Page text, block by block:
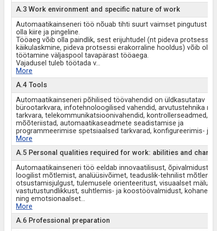
A.3 Work environment and specific nature of work
Automaatikainseneri töö nõuab tihti suurt vaimset pingutust
olla kiire ja pingeline.
Tööaeg võib olla paindlik, sest erijuhtudel (nt pideva protsessi
käikulaskmine, pideva protsessi erakorraline hooldus) võib olla
töötamine väljaspool tavapärast tööaega.
Vajadusel tuleb töötada v...
More
A.4 Tools
Automaatikainseneri põhilised töövahendid on üldkasutatav
bürootarkvara, infotehnoloogilised vahendid, arvutustehnika
tarkvara, telekommunikatsioonivahendid, kontrollerseadmed,
mõõteriistad, automaatikaseadmete seadistamise ja
programmeerimise spetsiaalsed tarkvarad, konfigureerimis- ja
More
A.5 Personal qualities required for work: abilities and
Automaatikainseneri töö eeldab innovaatilisust, õpivalmidust,
loogilist mõtlemist, analüüsivõimet, teaduslik-tehnilist
otsustamisjulgust, tulemusele orienteeritust, visuaalset mälu,
vastutustundlikkust, suhtlemis- ja koostöövalmidust,
ning emotsionaalset...
More
A.6 Professional preparation